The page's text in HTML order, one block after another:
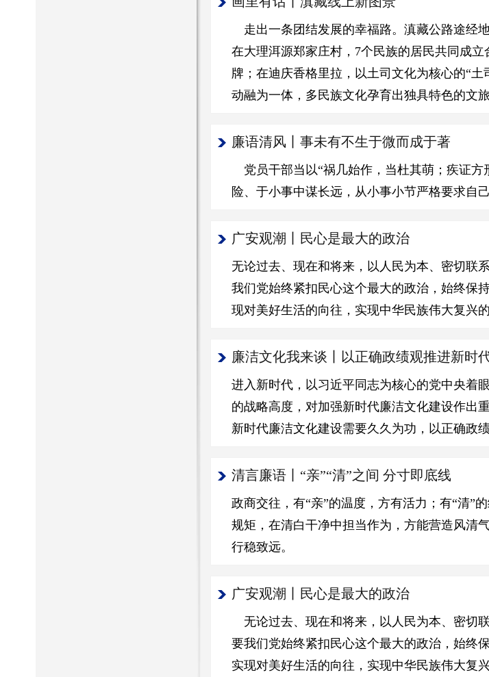
走出一条团结发展的幸福路。滇藏公路途经
在大理洱源郑家庄村，7个民族的居民共同成
牌；在迪庆香格里拉，以土司文化为核心的“
动融为一体，多民族文化孕育出独具特色的文旅
廉语清风丨事未有不生于微而成于著
党员干部当以“祸几始作，当杜其萌；疾证方
险、于小事中谋长远，从小事小节严格要求自
广安观潮丨民心是最大的政治
无论过去、现在和将来，以人民为本、密切联
我们党始终紧扣民心这个最大的政治，始终保
现对美好生活的向往，实现中华民族伟大复兴的
廉洁文化我来谈丨​以正确政绩观推进新时
进入新时代，以习近平同志为核心的党中央着
的战略高度，对加强新时代廉洁文化建设作出
新时代廉洁文化建设需要久久为功，以正确政
清言廉语丨“亲”“清”之间 分寸即底线
政商交往，有“亲”的温度，方有活力；有“清”
规矩，在清白干净中担当作为，方能营造风清
行稳致远。
广安观潮丨民心是最大的政治
无论过去、现在和将来，以人民为本、密切
要我们党始终紧扣民心这个最大的政治，始终
实现对美好生活的向往，实现中华民族伟大复兴